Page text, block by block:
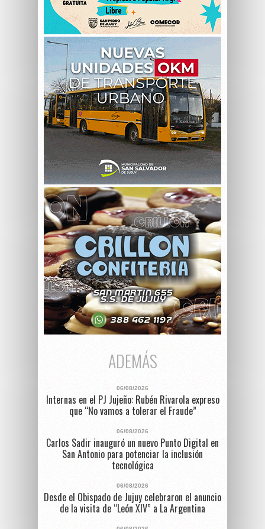
ADEMÁS
06/08/2026
Internas en el PJ Jujeño: Rubén Rivarola expreso
que “No vamos a tolerar el Fraude”
06/08/2026
Carlos Sadir inauguró un nuevo Punto Digital en
San Antonio para potenciar la inclusión
tecnológica
06/08/2026
Desde el Obispado de Jujuy celebraron el anuncio
de la visita de “León XIV” a La Argentina